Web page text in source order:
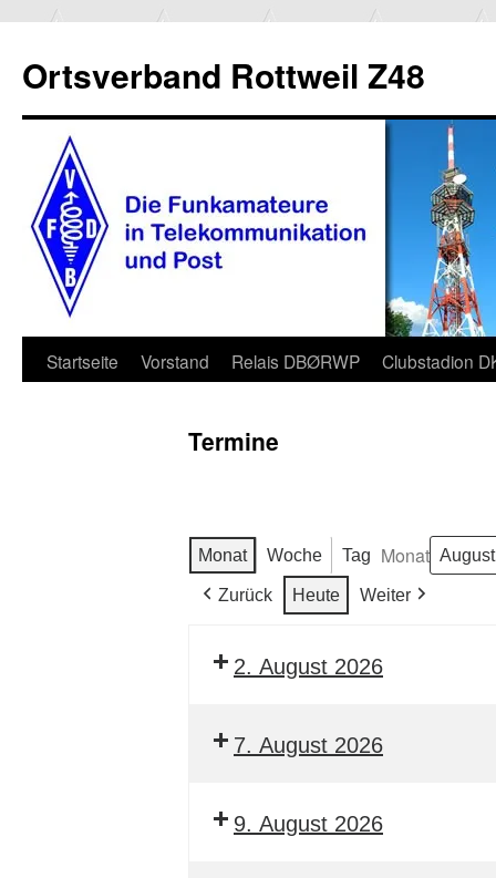
Ortsverband Rottweil Z48
Zum
Startseite Vorstand Relais DBØRWP Clubstadion
Termine
Monat Woche Tag Monat
Zurück Heute Weiter
2. August 2026
7. August 2026
9. August 2026